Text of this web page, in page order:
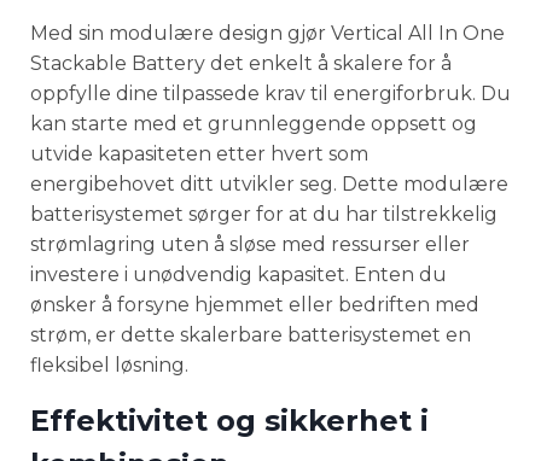
Med sin modulære design gjør Vertical All In One
Stackable Battery det enkelt å skalere for å
oppfylle dine tilpassede krav til energiforbruk. Du
kan starte med et grunnleggende oppsett og
utvide kapasiteten etter hvert som
energibehovet ditt utvikler seg. Dette modulære
batterisystemet sørger for at du har tilstrekkelig
strømlagring uten å sløse med ressurser eller
investere i unødvendig kapasitet. Enten du
ønsker å forsyne hjemmet eller bedriften med
strøm, er dette skalerbare batterisystemet en
fleksibel løsning.
Effektivitet og sikkerhet i